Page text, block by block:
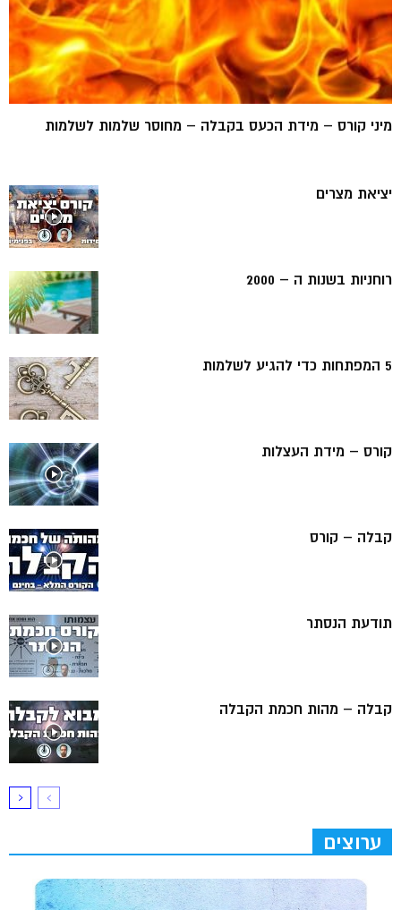
מיני קורס – מידת הכעס בקבלה – מחוסר שלמות לשלמות
יציאת מצרים
רוחניות בשנות ה – 2000
5 המפתחות כדי להגיע לשלמות
קורס – מידת העצלות
קבלה – קורס
תודעת הנסתר
קבלה – מהות חכמת הקבלה
ערוצים